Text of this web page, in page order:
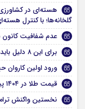
گلخانه‌ها؛ با کنترل
عدم شفافیت کانون
برای این ۸ دلیل باید منتظر آیفون ۱۸ باشید!
ورود اولین کاروان حج ۱۴۰۵ به
قیمت طلا در ۱۴۰۴ پیش بینی شد
نخستین واکنش